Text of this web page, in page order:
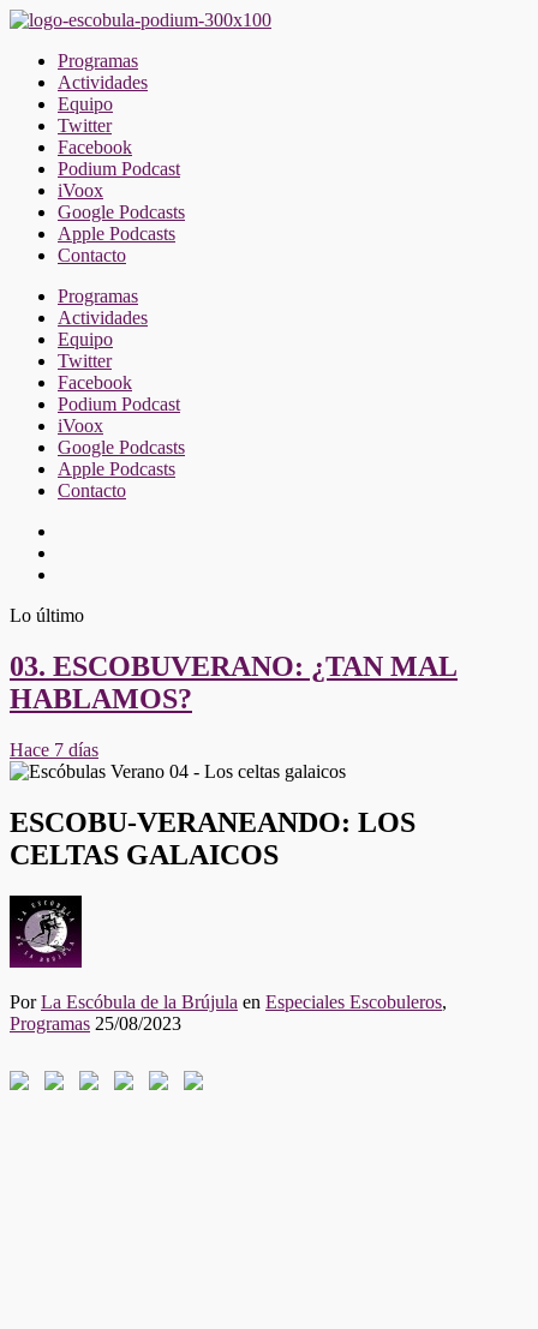
Saltar
contenidoProgramas
Actividades
Equipo
Twitter
Facebook
Podium Podcast
iVoox
Google Podcasts
Apple Podcasts
Contacto
Programas
Actividades
Equipo
Twitter
Facebook
Podium Podcast
iVoox
Google Podcasts
Apple Podcasts
Contacto
Lo último
03. ESCOBUVERANO: ¿TAN MAL
HABLAMOS?
Hace 7 días
ESCOBU-VERANEANDO: LOS
CELTAS GALAICOS
PorLa Escóbula de la Brújula en Especiales Escobuleros,
Programas 25/08/2023